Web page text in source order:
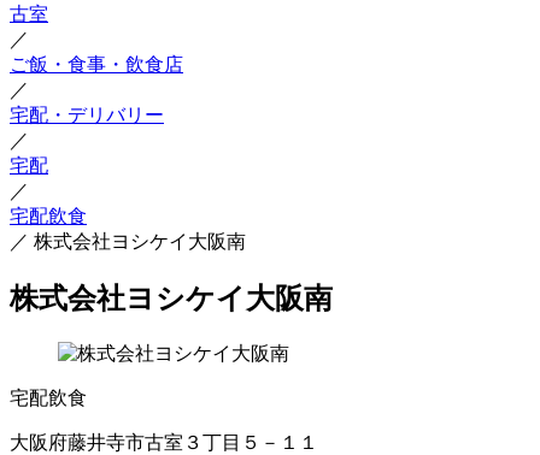
古室
／
ご飯・食事・飲食店
／
宅配・デリバリー
／
宅配
／
宅配飲食
／ 株式会社ヨシケイ大阪南
株式会社ヨシケイ大阪南
宅配飲食
大阪府藤井寺市古室３丁目５－１１